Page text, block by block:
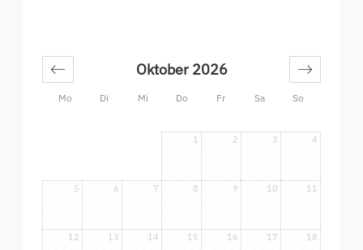
Mo Di Mi Do Fr Sa So
Oktober 2026
1 2 3 4
5 6 7 8 9 10 11
12 13 14 15 16 17 18